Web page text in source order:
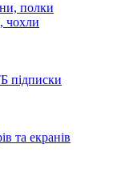
полки
чохли
підписки
та екранів